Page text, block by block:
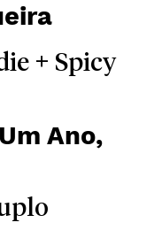
+ Spicy
Ano,